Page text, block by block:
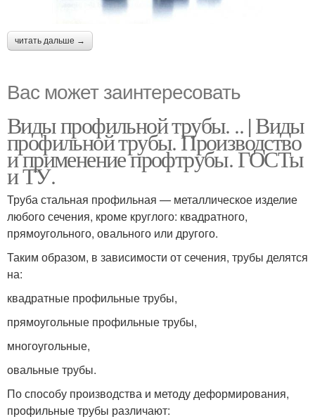
читать дальше →
Вас может заинтересовать
Виды профильной трубы. .. | Виды
профильной трубы. Производство
и применение профтрубы. ГОСТы
и ТУ.
Труба стальная профильная — металлическое изделие
любого сечения, кроме круглого: квадратного,
прямоугольного, овального или другого.
Таким образом, в зависимости от сечения, трубы делятся
на:
квадратные профильные трубы,
прямоугольные профильные трубы,
многоугольные,
овальные трубы.
По способу производства и методу деформирования,
профильные трубы различают: